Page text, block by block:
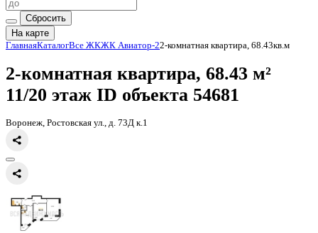
Сбросить
На карте
Главная КаталогВсе ЖКЖК Авиатор-2
2-комнатная квартира, 68.43
11/20 этаж
Воронеж, Ростовская ул., д. 73Д к.1